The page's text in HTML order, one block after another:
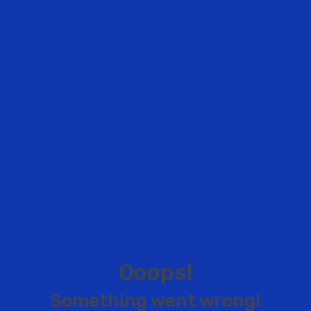
Ooops!
Something went wrong!